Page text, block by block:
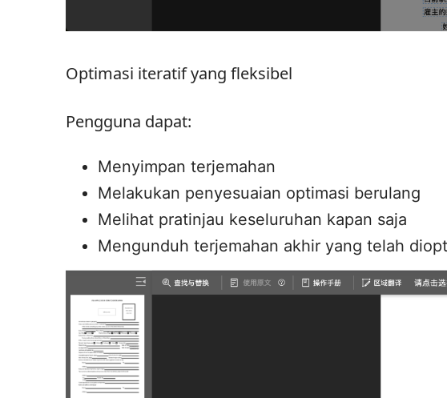
Optimasi iteratif yang fleksibel
Pengguna dapat:
Menyimpan terjemahan
Melakukan penyesuaian optimasi berulang
Melihat pratinjau keseluruhan kapan saja
Mengunduh terjemahan akhir yang telah